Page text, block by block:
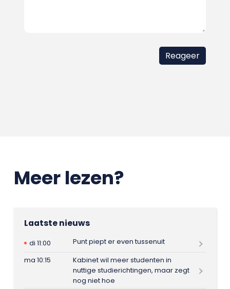
Meer lezen?
Laatste nieuws
di 11:00
Punt piept er even tussenuit
ma 10:15
Kabinet wil meer studenten in
nuttige studierichtingen, maar zegt
nog niet hoe